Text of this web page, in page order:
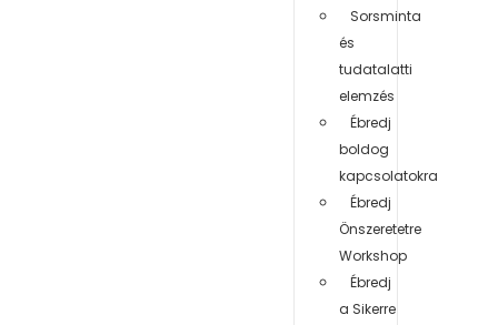
Sorsminta
és
tudatalatti
elemzés
Ébredj
boldog
kapcsolatokra
Ébredj
Önszeretetre
Workshop
Ébredj
a Sikerre